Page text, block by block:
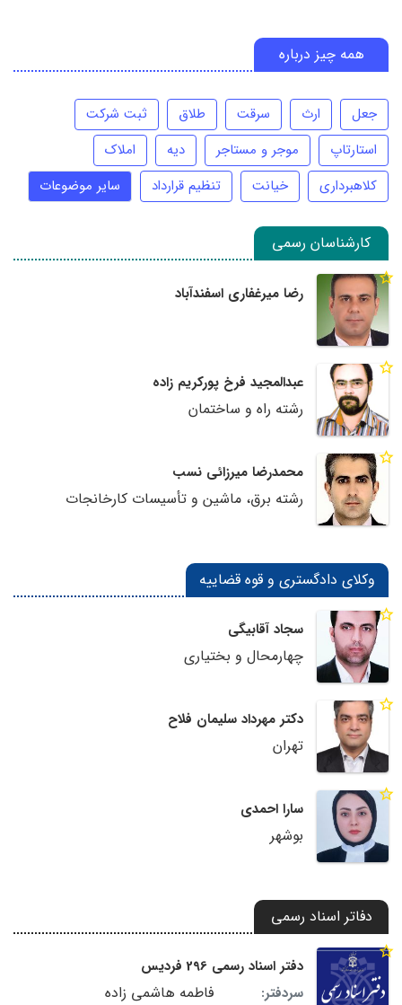
همه چیز درباره
جعل ارث سرقت طلاق
ثبت شرکت
استارتاپ
موجر و مستاجر دیه
املاک
کلاهبرداری
خیانت تنظیم قرارداد سایر موضوعات
کارشناسان رسمی
رضا میرغفاری اسفندآباد
عبدالمجید فرخ پورکریم زاده
رشته راه و ساختمان
محمدرضا میرزائی نسب
رشته برق، ماشین و تأسیسات کارخانجات
وکلای دادگستری و قوه قضاییه
سجاد آقابیگی
چهارمحال و بختیاری
دکتر مهرداد سلیمان فلاح
تهران
سارا احمدی
بوشهر
دفاتر اسناد رسمی
دفتر اسناد رسمی 296 فردیس
سردفتر:
فاطمه هاشمی زاده